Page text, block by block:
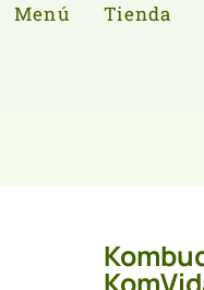
Menú Tienda